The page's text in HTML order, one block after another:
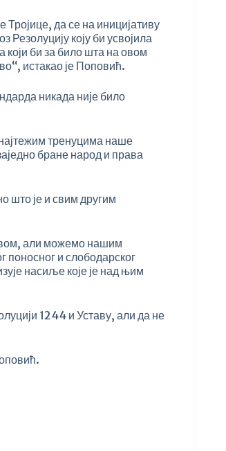
да се на иницијативу
Резолуцију коју би усвојила
би за било шта на овом
истакао је Поповић.
никада није било
тренуцима наше
бране народ и права
што је и свим другим
али можемо нашим
поносног и слободарског
насиље које је над њим
1244 и Уставу, али да не